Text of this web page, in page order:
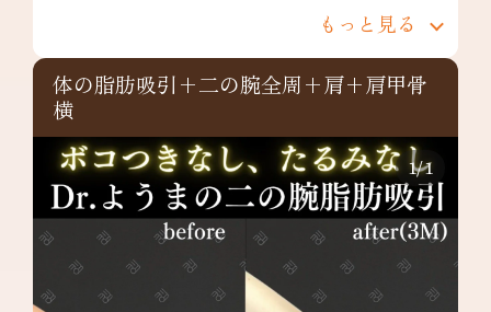
もっと見る
体の脂肪吸引+二の腕全周+肩+肩甲骨
横
1/1